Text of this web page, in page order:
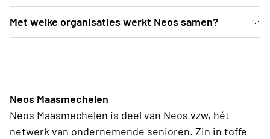
[Invullen]
Met welke organisaties werkt Neos samen?
Neos Maasmechelen
Neos Maasmechelen is deel van Neos vzw, hét
netwerk van ondernemende senioren. Zin in toffe